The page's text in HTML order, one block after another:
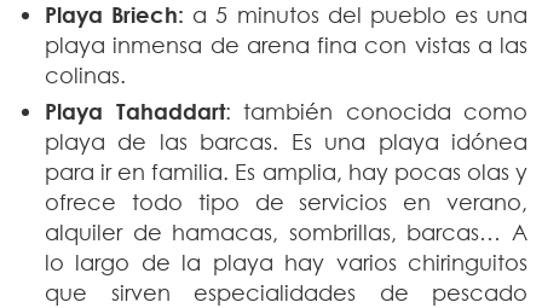
Playa Briech: a 5 minutos del pueblo es una
playa inmensa de arena fina con vistas a las
colinas.
Playa Tahaddart: también conocida como
playa de las barcas. Es una playa idónea
para ir en familia. Es amplia, hay pocas olas y
ofrece todo tipo de servicios en verano,
alquiler de hamacas, sombrillas, barcas… A
lo largo de la playa hay varios chiringuitos
que sirven especialidades de pescado